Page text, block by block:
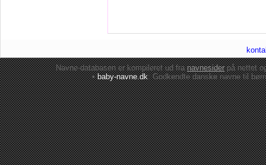
Navne-databasen er kompileret ud franavnesiderpå nettet
•baby-navne.dk: Godkendte danskenavne til børn